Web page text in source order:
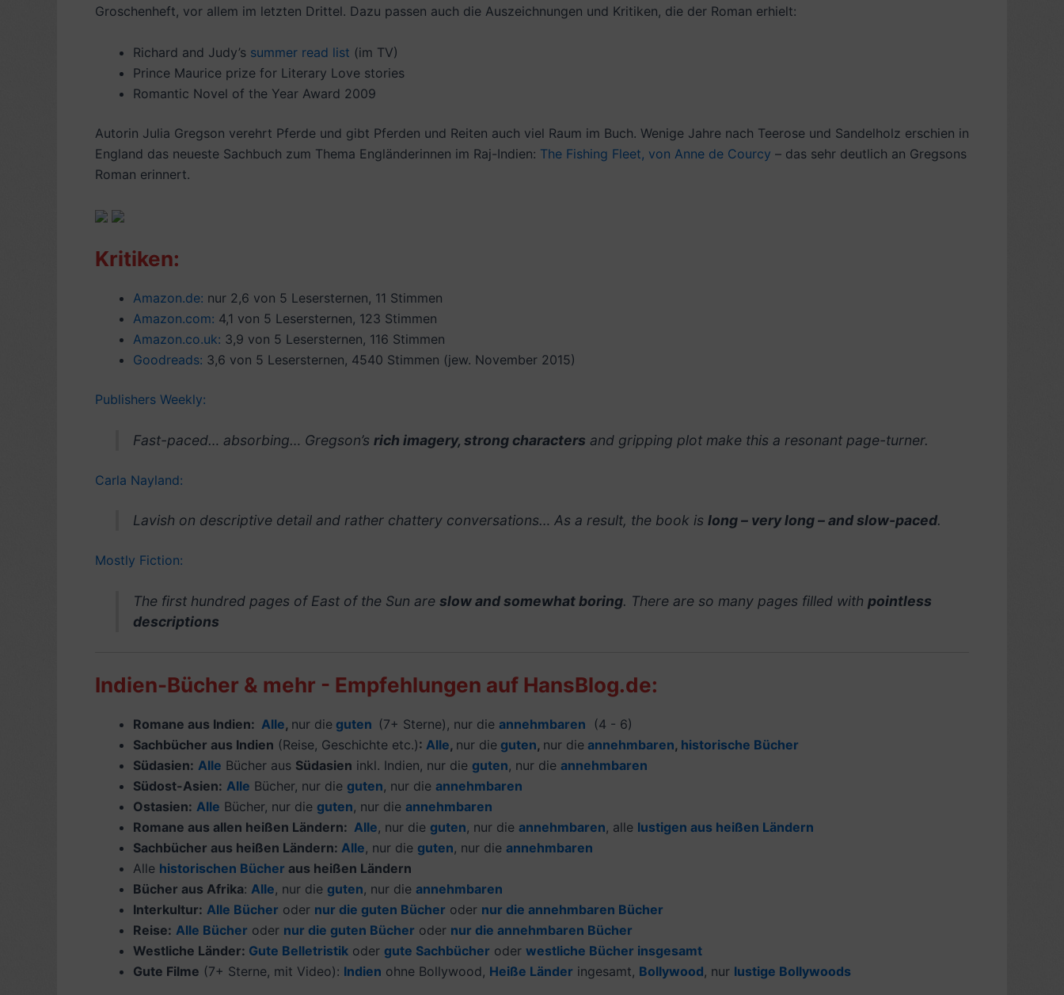
Groschenheft, vor allem im letzten Drittel. Dazu passen auch die Auszeichnungen und Kritiken, die der Roman erhielt:
Richard and Judy’s summer read list (im TV)
Prince Maurice prize for Literary Love stories
Romantic Novel of the Year Award 2009
Autorin Julia Gregson verehrt Pferde und gibt Pferden und Reiten auch viel Raum im Buch. Wenige Jahre nach Teerose und Sandelholz erschien in
England das neueste Sachbuch zum Thema Engländerinnen im Raj-Indien: The Fishing Fleet, von Anne de Courcy – das sehr deutlich an Gregsons
Roman erinnert.
Kritiken:
Amazon.de: nur 2,6 von 5 Lesersternen, 11 Stimmen
Amazon.com: 4,1 von 5 Lesersternen, 123 Stimmen
Amazon.co.uk: 3,9 von 5 Lesersternen, 116 Stimmen
Goodreads: 3,6 von 5 Lesersternen, 4540 Stimmen (jew. November 2015)
Publishers Weekly:
Fast-paced… absorbing… Gregson’s rich imagery, strong characters and gripping plot make this a resonant page-turner.
Carla Nayland:
Lavish on descriptive detail and rather chattery conversations… As a result, the book is long – very long – and slow-paced.
Mostly Fiction:
The first hundred pages of East of the Sun are slow and somewhat boring. There are so many pages filled with pointless
descriptions
Indien-Bücher & mehr - Empfehlungen auf HansBlog.de:
Romane aus Indien: Alle, nur die guten (7+ Sterne), nur die annehmbaren (4 - 6)
Sachbücher aus Indien (Reise, Geschichte etc.): Alle, nur die guten, nur die annehmbaren, historische Bücher
Südasien: Alle Bücher aus Südasien inkl. Indien, nur die guten, nur die annehmbaren
Südost-Asien: Alle Bücher, nur die guten, nur die annehmbaren
Ostasien: Alle Bücher, nur die guten, nur die annehmbaren
Romane aus allen heißen Ländern: Alle, nur die guten, nur die annehmbaren, alle lustigen aus heißen Ländern
Sachbücher aus heißen Ländern: Alle, nur die guten, nur die annehmbaren
Alle historischen Bücher aus heißen Ländern
Bücher aus Afrika: Alle, nur die guten, nur die annehmbaren
Interkultur: Alle Bücher oder nur die guten Bücher oder nur die annehmbaren Bücher
Reise: Alle Bücher oder nur die guten Bücher oder nur die annehmbaren Bücher
Westliche Länder: Gute Belletristik oder gute Sachbücher oder westliche Bücher insgesamt
Gute Filme (7+ Sterne, mit Video): Indien ohne Bollywood, Heiße Länder ingesamt, Bollywood, nur lustige Bollywoods